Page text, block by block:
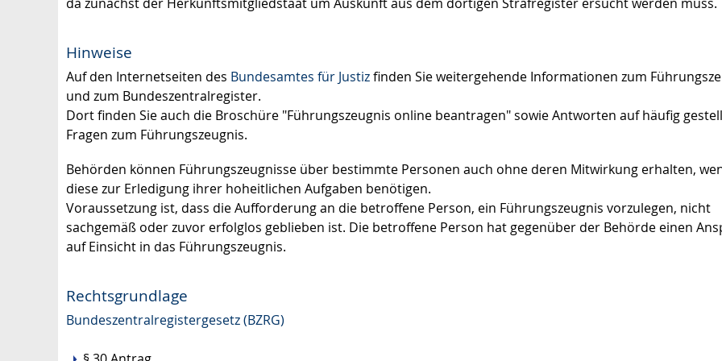
Hinweise
Auf den Internetseiten des Bundesamtes für Justizfinden Sie weitergehende Informationen zum
und zum Bundeszentralregister.
Dort finden Sie auch die Broschüre "Führungszeugnis online beantragen" sowie Antworten auf häufig
Fragen zum Führungszeugnis.
Behörden können Führungszeugnisse über bestimmte Personen auch ohne deren Mitwirkung erhalten,
diese zur Erledigung ihrer hoheitlichen Aufgaben benötigen.
Voraussetzung ist, dass die Aufforderung an die betroffene Person, ein Führungszeugnis vorzulegen, nicht
sachgemäß oder zuvor erfolglos geblieben ist. Die betroffene Person hat gegenüber der Behörde einen
auf Einsicht in das Führungszeugnis.
Rechtsgrundlage
Bundeszentralregistergesetz (BZRG)